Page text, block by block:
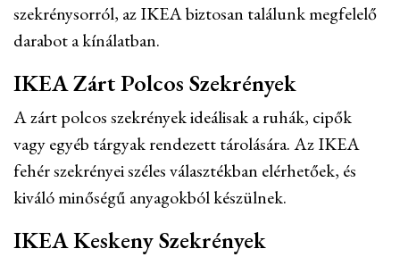
szekrénysorról, az IKEA biztosan találunk megfelelő
darabot a kínálatban.
IKEA Zárt Polcos Szekrények
A zárt polcos szekrények ideálisak a ruhák, cipők
vagy egyéb tárgyak rendezett tárolására. Az IKEA
fehér szekrényei széles választékban elérhetőek, és
kiváló minőségű anyagokból készülnek.
IKEA Keskeny Szekrények